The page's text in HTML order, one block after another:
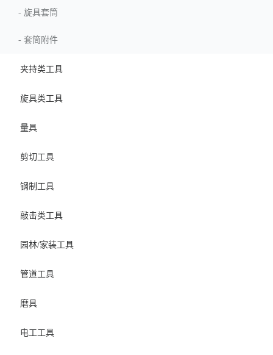
- 旋具套筒
- 套筒附件
夹持类工具
旋具类工具
量具
剪切工具
钢制工具
敲击类工具
园林/家装工具
管道工具
磨具
电工工具